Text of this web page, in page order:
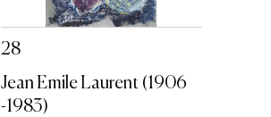
28
Jean Emile Laurent (1906
-1983)